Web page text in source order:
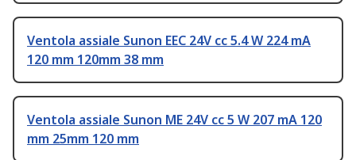
Ventola assiale Sunon EEC 24V cc 5.4 W 224 mA
120 mm 120mm 38 mm
Ventola assiale Sunon ME 24V cc 5 W 207 mA 120
mm 25mm 120 mm